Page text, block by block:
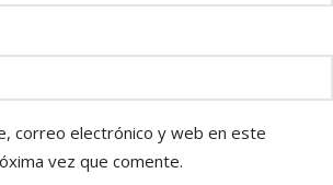
correo electrónico y web en este
vez que comente.